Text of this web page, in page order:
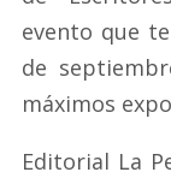
evento que
de
máximos
Editorial La